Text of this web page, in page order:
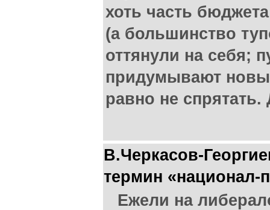
хоть часть
(а большинство
оттянули на себя;
придумывают
равно не спрятать.
В.Черкасов-
термин «национал-
Ежели на